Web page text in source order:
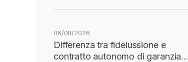
06/08/2026
Differenza tra fideiussione e
contratto autonomo di garanzia…